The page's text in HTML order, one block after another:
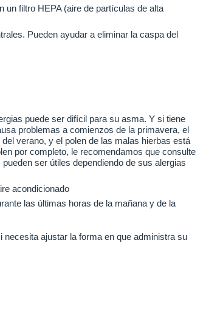
un filtro HEPA (aire de partículas de alta
Pueden ayudar a eliminar la caspa del
puede ser difícil para su asma. Y si tiene
problemas a comienzos de la primavera, el
verano, y el polen de las malas hierbas está
por completo, le recomendamos que consulte
ser útiles dependiendo de sus alergias
acondicionado
las últimas horas de la mañana y de la
ajustar la forma en que administra su